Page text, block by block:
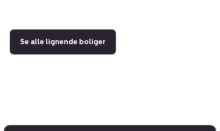
Se alle lignende boliger